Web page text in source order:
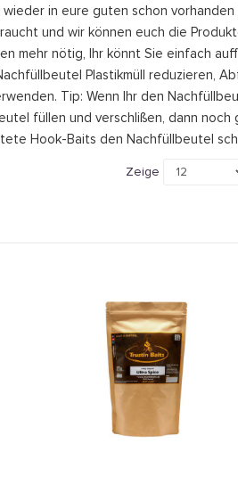
in eure guten schon
und wir können euch die
mehr nötig, Ihr könnt Sie einfach
Plastikmüll reduzieren,
Tip: Wenn Ihr den
füllen und verschlißen, dann
Hook-Baits den Nachfüllbeutel
Zeige